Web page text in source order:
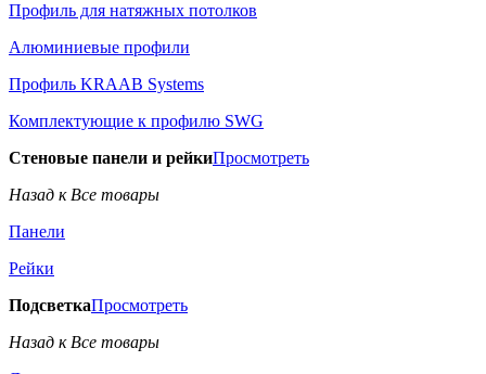
Профиль для натяжных потолков
Алюминиевые профили
Профиль KRAAB Systems
Комплектующие к профилю SWG
Стеновые панели и рейкиПросмотреть
Назад к Все товары
Панели
Рейки
ПодсветкаПросмотреть
Назад к Все товары